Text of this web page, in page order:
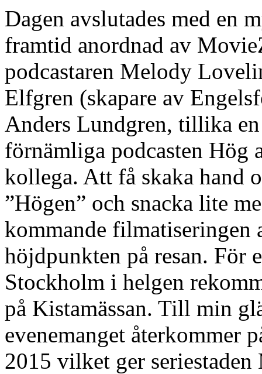
Dagen avslutades med en
framtid anordnad av
podcastaren Melody
Elfgren (skapare av
Anders Lundgren, tillika
förnämliga podcasten Hög
kollega. Att få skaka hand
”Högen” och snacka lite
kommande filmatiseringen
höjdpunkten på resan. För
Stockholm i helgen
på Kistamässan. Till min
evenemanget återkommer
2015 vilket ger seriestaden